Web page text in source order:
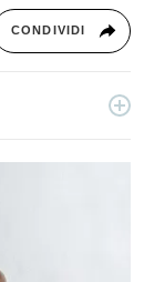
CONDIVIDI
e social,